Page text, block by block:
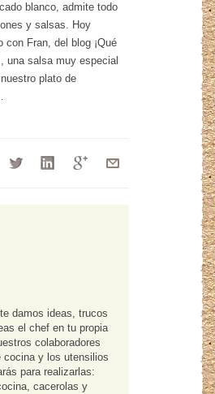
blanco, admite todo
y salsas. Hoy
con Fran, del blog ¡Qué
una salsa muy especial
plato de
damos ideas, trucos
el chef en tu propia
colaboradores
cocina y los utensilios
para realizarlas:
cacerolas y